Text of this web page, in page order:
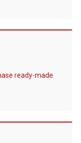
ready-made